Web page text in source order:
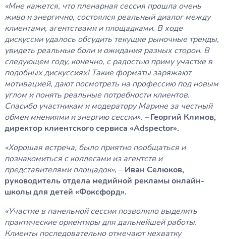
«Мне кажется, что пленарная сессия прошла очень
живо и энергично, состоялся реальный диалог между
клиентами, агентствами и площадками. В ходе
дискуссии удалось обсудить текущие рыночные тренды,
увидеть реальные боли и ожидания разных сторон. В
следующем году, конечно, с радостью приму участие в
подобных дискуссиях! Такие форматы заряжают
мотивацией, дают посмотреть на профессию под новым
углом и понять реальные потребности клиентов.
Спасибо участникам и модератору Марине за честный
обмен мнениями и энергию сессии», –Георгий Климов,
директор клиентского сервиса «Adspector».
«Хорошая встреча, было приятно пообщаться и
познакомиться с коллегами из агентств и
представителями площадок», – Иван Селюков,
руководитель отдела медийной рекламы онлайн-
школы для детей «Фоксфорд».
«Участие в панельной сессии позволило выделить
практические ориентиры для дальнейшей работы.
Клиенты последовательно отмечают нехватку